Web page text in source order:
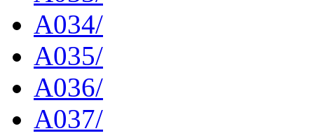
A034/
A035/
A036/
A037/